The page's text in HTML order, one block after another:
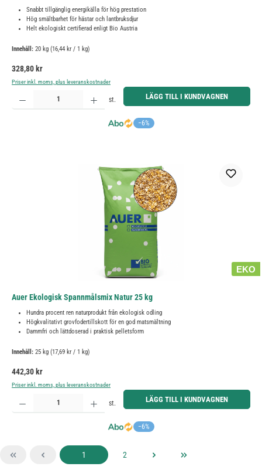
Snabbt tillgänglig energikälla för hög prestation
Hög smältbarhet för hästar och lantbruksdjur
Helt ekologiskt certifierad enligt Bio Austria
Innehåll: 20 kg (16,44 kr / 1 kg)
Ordinarie pris:
328,80 kr
Priser inkl. moms, plus leveranskostnader
−6%
Produktkvantitet: Ange önskat belopp eller använd knapparna för att öka eller minska kvantiteten.
st. LÄGG TILL I KUNDVAGNEN
EKO
Auer Ekologisk Spannmålsmix Natur 25 kg
Hundra procent ren naturprodukt från ekologisk odling
Högkvalitativt grovfodertillskott för en god matsmältning
Dammfri och lättdoserad i praktisk pelletsform
Innehåll: 25 kg (17,69 kr / 1 kg)
Ordinarie pris:
442,30 kr
Priser inkl. moms, plus leveranskostnader
−6%
Produktkvantitet: Ange önskat belopp eller använd knapparna för att öka eller minska kvantiteten.
st. LÄGG TILL I KUNDVAGNEN
Sida
1 Sida
2